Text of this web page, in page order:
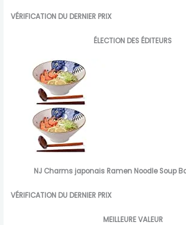
VÉRIFICATION DU DERNIER PRIX
ÉLECTION DES ÉDITEURS
NJ Charms japonais Ramen Noodle Soup
VÉRIFICATION DU DERNIER PRIX
MEILLEURE VALEUR